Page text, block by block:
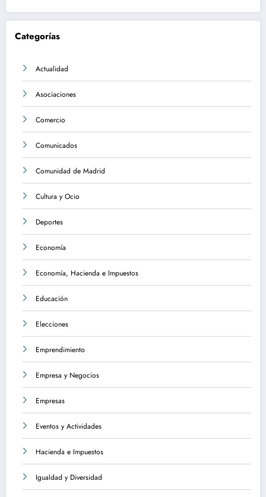
Categorías
Actualidad
Asociaciones
Comercio
Comunicados
Comunidad de Madrid
Cultura y Ocio
Deportes
Economía
Economía, Hacienda e Impuestos
Educación
Elecciones
Emprendimiento
Empresa y Negocios
Empresas
Eventos y Actividades
Hacienda e Impuestos
Igualdad y Diversidad